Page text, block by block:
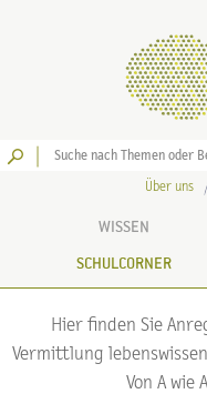
Über uns
WISSEN
SCHULCORNER
Hier finden Sie
Vermittlung
Von A wie